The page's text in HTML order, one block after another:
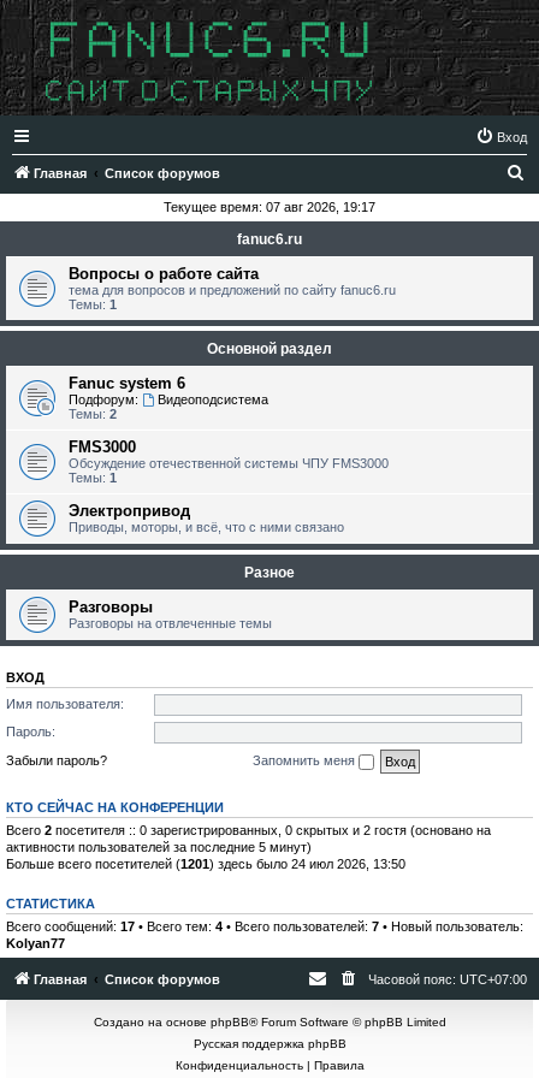
Вход
Главная Список форумов
с
Текущее время: 07 авг 2026, 19:17
fanuc6.ru
Вопросы о работе сайта
тема для вопросов и предложений по сайту fanuc6.ru
Темы: 1
Основной раздел
Fanuc system 6
Подфорум:
Видеоподсистема
Темы: 2
FMS3000
Обсуждение отечественной системы ЧПУ FMS3000
Темы: 1
Электропривод
Приводы, моторы, и всё, что с ними связано
Разное
Разговоры
Разговоры на отвлеченные темы
ВХОД
Имя пользователя:
Пароль:
Забыли пароль?
Запомнить меня
КТО СЕЙЧАС НА КОНФЕРЕНЦИИ
Всего 2 посетителя :: 0 зарегистрированных, 0 скрытых и 2 гостя (основано на
активности пользователей за последние 5 минут)
Больше всего посетителей (1201) здесь было 24 июл 2026, 13:50
СТАТИСТИКА
Всего сообщений: 17 • Всего тем: 4 • Всего пользователей: 7 • Новый пользователь:
Kolyan77
Главная Список форумов Часовой пояс: UTC+07:00
Создано на основе phpBB® Forum Software © phpBB Limited
Русская поддержка phpBB
Конфиденциальность| Правила